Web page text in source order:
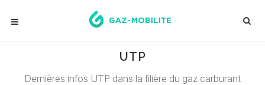
UTP
Dernières infos UTP dans la filière du gaz carburant